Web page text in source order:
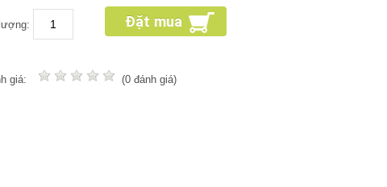
Đặt mua
giá: (0 đánh giá)